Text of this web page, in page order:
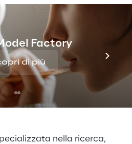
Factory
di più
casi d’uso e
esperti.
e per registrarsi
.
nella ricerca,